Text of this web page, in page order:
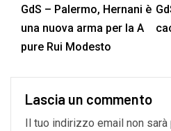
GdS – Palermo, Hernani è
una nuova arma per la A
pure Rui Modesto
Lascia un commento
Il tuo indirizzo email non